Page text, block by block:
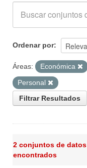
Acerca de
Portal de Transparencia
Ordenar por
Áreas: Económica
Personal
Filtrar Resultados
2 conjuntos de datos
encontrados